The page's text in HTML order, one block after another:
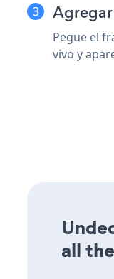
Pegue el
vivo y
all